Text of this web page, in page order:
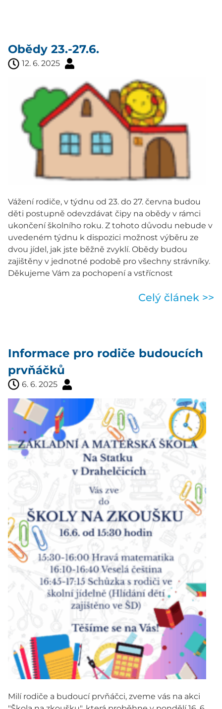
Obědy 23.-27.6.
12. 6. 2025
Vážení rodiče, v týdnu od 23. do 27. června budou
děti postupně odevzdávat čipy na obědy v rámci
ukončení školního roku. Z tohoto důvodu nebude v
uvedeném týdnu k dispozici možnost výběru ze
dvou jídel, jak jste běžně zvyklí. Obědy budou
zajištěny v jednotné podobě pro všechny strávníky.
Děkujeme Vám za pochopení a vstřícnost
Celý článek >>
Informace pro rodiče budoucích
prvňáčků
6. 6. 2025
Milí rodiče a budoucí prvňáčci, zveme vás na akci